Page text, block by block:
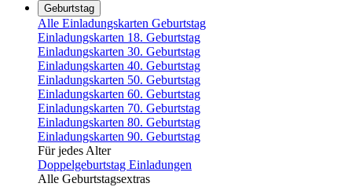
Geburtstag
Alle Einladungskarten Geburtstag
Einladungskarten 18. Geburtstag
Einladungskarten 30. Geburtstag
Einladungskarten 40. Geburtstag
Einladungskarten 50. Geburtstag
Einladungskarten 60. Geburtstag
Einladungskarten 70. Geburtstag
Einladungskarten 80. Geburtstag
Einladungskarten 90. Geburtstag
Für jedes Alter
Doppelgeburtstag Einladungen
Alle Geburtstagsextras